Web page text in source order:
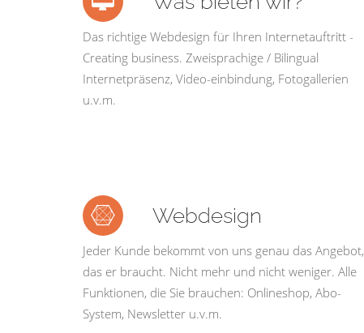
Das richtige Webdesign für Ihren Internetauftritt -
Creating business. Zweisprachige / Bilingual
Internetpräsenz, Video-einbindung, Fotogallerien
u.v.m.
Webdesign
Jeder Kunde bekommt von uns genau das Angebot,
das er braucht. Nicht mehr und nicht weniger. Alle
Funktionen, die Sie brauchen: Onlineshop, Abo-
System, Newsletter u.v.m.